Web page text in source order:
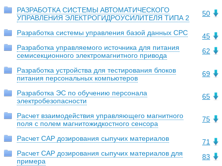
50
РАЗРАБОТКА СИСТЕМЫ АВТОМАТИЧЕСКОГО
УПРАВЛЕНИЯ ЭЛЕКТРОГИДРОУСИЛИТЕЛЯ ТИПА 2
45
Разработка системы управления базой данных СРС
62
Разработка управляемого источника для питания
семисекционного электромагнитного привода
69
Разработка устройства для тестирования блоков
питания персональных компьютеров
65
Разработка ЭС по обучению персонала
электробезопасности
75
Расчет взаимодействия управляющего магнитного
поля с полем магнитожидкостного сенсора
71
Расчет САР дозирования сыпучих материалов
83
Расчет САР дозирования сыпучих материалов для
примера